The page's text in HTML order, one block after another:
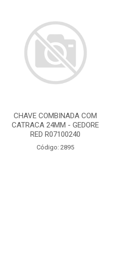
CHAVE COMBINADA COM
CATRACA 24MM - GEDORE
RED R07100240
Código: 2895